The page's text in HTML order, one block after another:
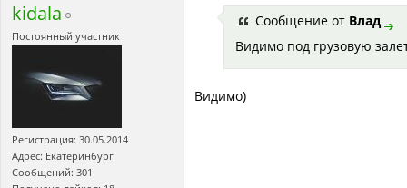
kidala
Постоянный участник
Регистрация: 30.05.2014
Адрес: Екатеринбург
Сообщений: 301
Сообщение от Влад
Видимо под грузовую
Видимо)